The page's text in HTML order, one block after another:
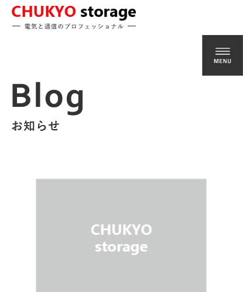
Warning : Undefined variable $bh1 in /home/sistereight/chu-
str.com/public_html/wp-content/themes/chustr/header.php